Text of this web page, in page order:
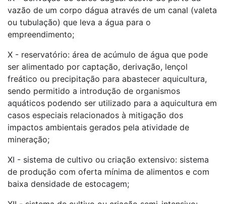
vazão de um corpo dágua através de um canal (valeta
ou tubulação) que leva a água para o
empreendimento;
X - reservatório: área de acúmulo de água que pode
ser alimentado por captação, derivação, lençol
freático ou precipitação para abastecer aquicultura,
sendo permitido a introdução de organismos
aquáticos podendo ser utilizado para a aquicultura em
casos especiais relacionados à mitigação dos
impactos ambientais gerados pela atividade de
mineração;
XI - sistema de cultivo ou criação extensivo: sistema
de produção com oferta mínima de alimentos e com
baixa densidade de estocagem;